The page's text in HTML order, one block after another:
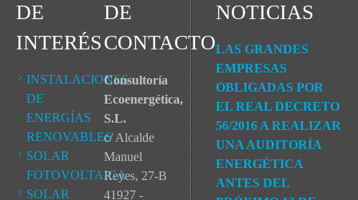
DE
INTERÉS
INSTALACIONES
DE
ENERGÍAS
RENOVABLES
SOLAR
FOTOVOLTAICA
SOLAR
DE
CONTACTO
Consultoría
Ecoenergética,
S.L.
c/ Alcalde
Manuel
Reyes, 27-B
41927 -
NOTICIAS
LAS GRANDES
EMPRESAS
OBLIGADAS POR
EL REAL DECRETO
56/2016 A REALIZAR
UNA AUDITORÍA
ENERGÉTICA
ANTES DEL